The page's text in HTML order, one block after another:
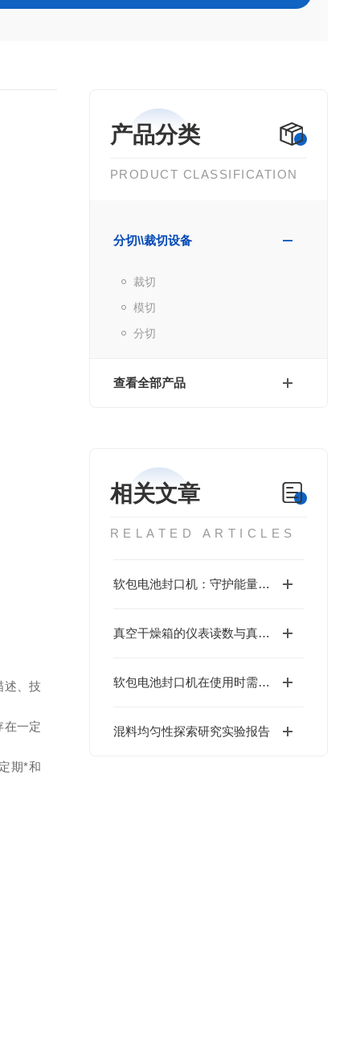
产品分类
PRODUCT CLASSIFICATION
分切\\裁切设备
裁切
模切
分切
查看全部产品
相关文章
RELATED ARTICLES
软包电池封口机：守护能量的“密封舱”
真空干燥箱的仪表读数与真空室里的玻棒温度计读数产生差异的原因
软包电池封口机在使用时需要注意什么事项呢？
混料均匀性探索研究实验报告
述、技
在一定
期*和